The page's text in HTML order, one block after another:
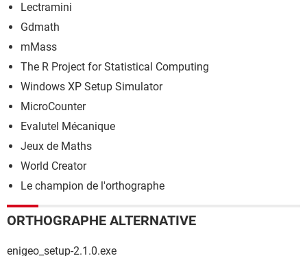
Lectramini
Gdmath
mMass
The R Project for Statistical Computing
Windows XP Setup Simulator
MicroCounter
Evalutel Mécanique
Jeux de Maths
World Creator
Le champion de l'orthographe
ORTHOGRAPHE ALTERNATIVE
enigeo_setup-2.1.0.exe